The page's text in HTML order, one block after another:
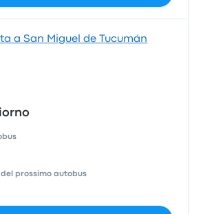
a San Miguel de Tucumán
prossimo autobus